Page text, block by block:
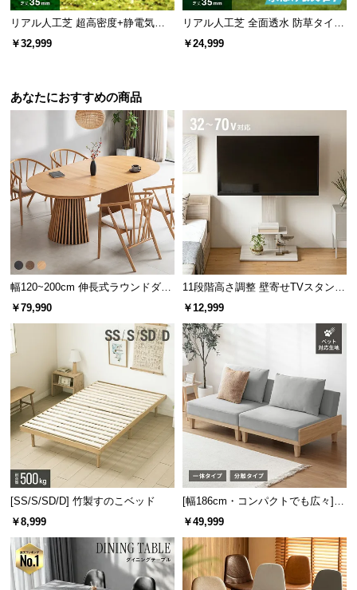
リアル人工芝 超高密度+静電気防
止 高耐久タイプ・質感を追求 芝丈
￥32,999
リアル人工芝 全面透水 防草タイプ
芝丈35mm 1×20m
￥24,999
あなたにおすすめの商品
幅120~200cm 伸長式ラウンドダイ
ニングテーブル 6人掛け 天然木突
￥79,990
11段階高さ調整 壁寄せTVスタンド
キャスター付き 上下左右角度調節
￥12,999
[SS/S/SD/D] 竹製すのこベッド
￥8,999
[幅186cm・コンパクトでも広々] 3
人掛けソファベッド リクライニン
グ 天然木フレーム 北欧
￥49,999